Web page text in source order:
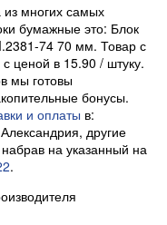
многих самых
бумажные это: Блок
74 70 мм. Товар с
ценой в 15.90 / штуку.
мы готовы
бонусы.
и оплаты в:
другие
на указанный на
.